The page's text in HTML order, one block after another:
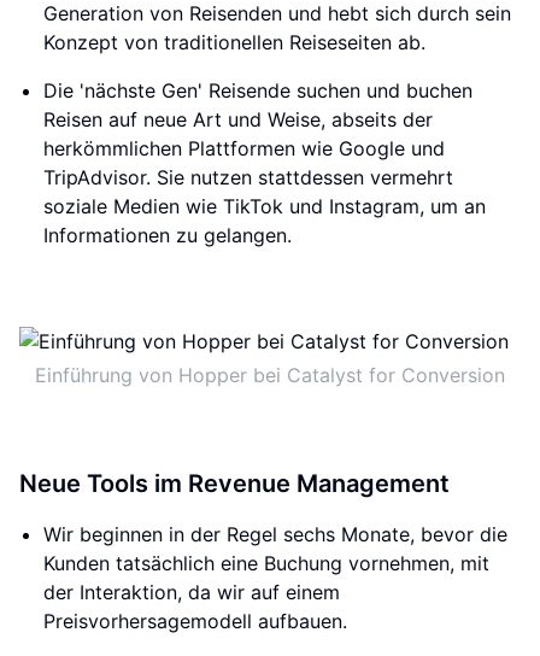
Generation von Reisenden und hebt sich durch sein
Konzept von traditionellen Reiseseiten ab.
Die 'nächste Gen' Reisende suchen und buchen
Reisen auf neue Art und Weise, abseits der
herkömmlichen Plattformen wie Google und
TripAdvisor. Sie nutzen stattdessen vermehrt
soziale Medien wie TikTok und Instagram, um an
Informationen zu gelangen.
Einführung von Hopper bei Catalyst for Conversion
Neue Tools im Revenue Management
Wir beginnen in der Regel sechs Monate, bevor die
Kunden tatsächlich eine Buchung vornehmen, mit
der Interaktion, da wir auf einem
Preisvorhersagemodell aufbauen.